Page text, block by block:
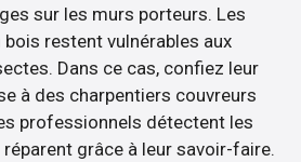
sur les murs porteurs. Les
bois restent vulnérables aux
Dans ce cas, confiez leur
à des charpentiers couvreurs
professionnels détectent les
grâce à leur savoir-faire.